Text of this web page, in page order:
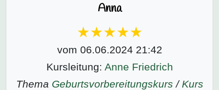
Anna
vom 06.06.2024 21:42
Kursleitung: Anne Friedrich
Thema Geburtsvorbereitungs­kurs / Kurs